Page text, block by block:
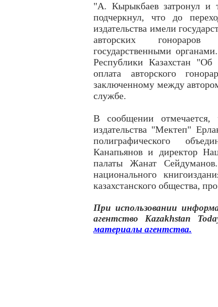
"А. Кырыкбаев затронул и
подчеркнул, что до
издательства имели
авторских гонораров
государственными
Республики Казахстан
оплата авторского
заключенному между
службе.
В сообщении отмечается,
издательства "Мектеп"
полиграфического
Канапьянов и директор
палаты Жанат
национального
казахстанского общества,
При использовании
агентство Kazakhstan
материалы агентства.